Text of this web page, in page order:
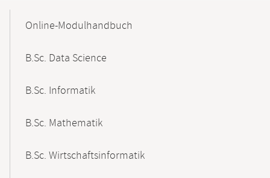
NavigationOnline-Modulhandbuch
B.Sc. Data Science
B.Sc. Informatik
B.Sc. Mathematik
B.Sc. Wirtschaftsinformatik